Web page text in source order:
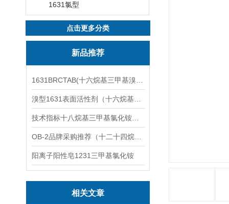
1631氯型
点击更多分类
新品推荐
阳离子阳性皂1231三甲基氯化铵
相关文章